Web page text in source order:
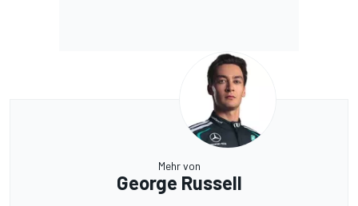
Mehr von
George Russell